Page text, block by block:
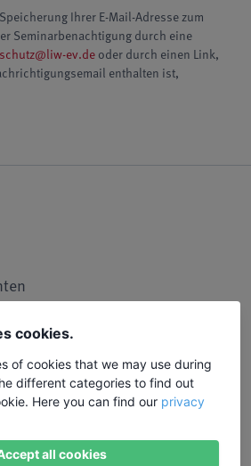
Ihrer E-Mail-Adresse zum
Seminarbenachtigung durch eine
ev.deoder durch einen Link,
enthalten ist,
cookies.
of cookies that we may use during
different categories to find out
Here you can find our privacy
all cookies